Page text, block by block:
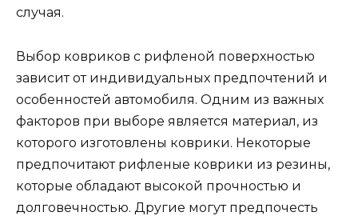
случая.
Выбор ковриков с рифленой поверхностью
зависит от индивидуальных предпочтений и
особенностей автомобиля. Одним из важных
факторов при выборе является материал, из
которого изготовлены коврики. Некоторые
предпочитают рифленые коврики из резины,
которые обладают высокой прочностью и
долговечностью. Другие могут предпочесть